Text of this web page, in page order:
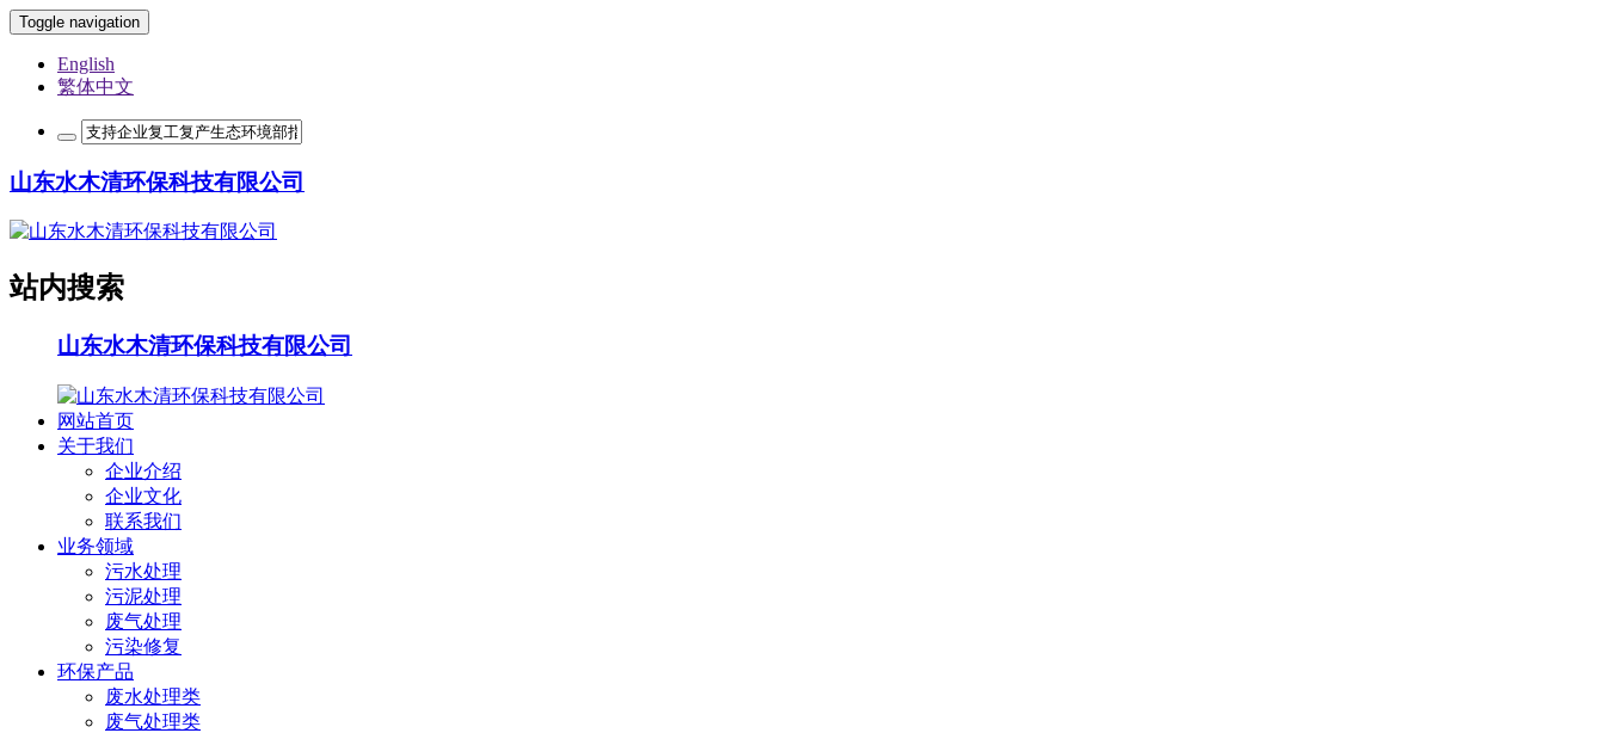
Toggle navigation
English
繁体中文
山东水木清环保科技有限公司
站内搜索
山东水木清环保科技有限公司
网站首页
关于我们
企业介绍
企业文化
联系我们
业务领域
污水处理
污泥处理
废气处理
污染修复
环保产品
废水处理类
废气处理类